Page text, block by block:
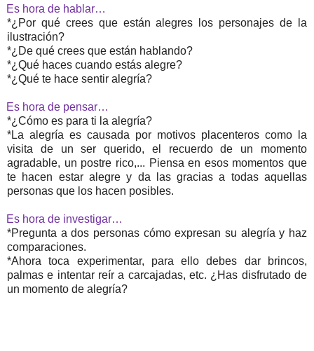
Es hora de hablar…
*¿Por qué crees que están alegres los personajes de la
ilustración?
*¿De qué crees que están hablando?
*¿Qué haces cuando estás alegre?
*¿Qué te hace sentir alegría?
Es hora de pensar…
*¿Cómo es para ti la alegría?
*La alegría es causada por motivos placenteros como la
visita de un ser querido, el recuerdo de un momento
agradable, un postre rico,... Piensa en esos momentos que
te hacen estar alegre y da las gracias a todas aquellas
personas que los hacen posibles.
Es hora de investigar…
*Pregunta a dos personas cómo expresan su alegría y haz
comparaciones.
*Ahora toca experimentar, para ello debes dar brincos,
palmas e intentar reír a carcajadas, etc. ¿Has disfrutado de
un momento de alegría?